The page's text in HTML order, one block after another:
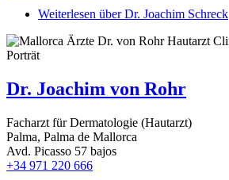
Weiterlesen über Dr. Joachim Schreck
Dr. Joachim von Rohr
Facharzt für Dermatologie (Hautarzt)
Palma, Palma de Mallorca
Avd. Picasso 57 bajos
+34 971 220 666